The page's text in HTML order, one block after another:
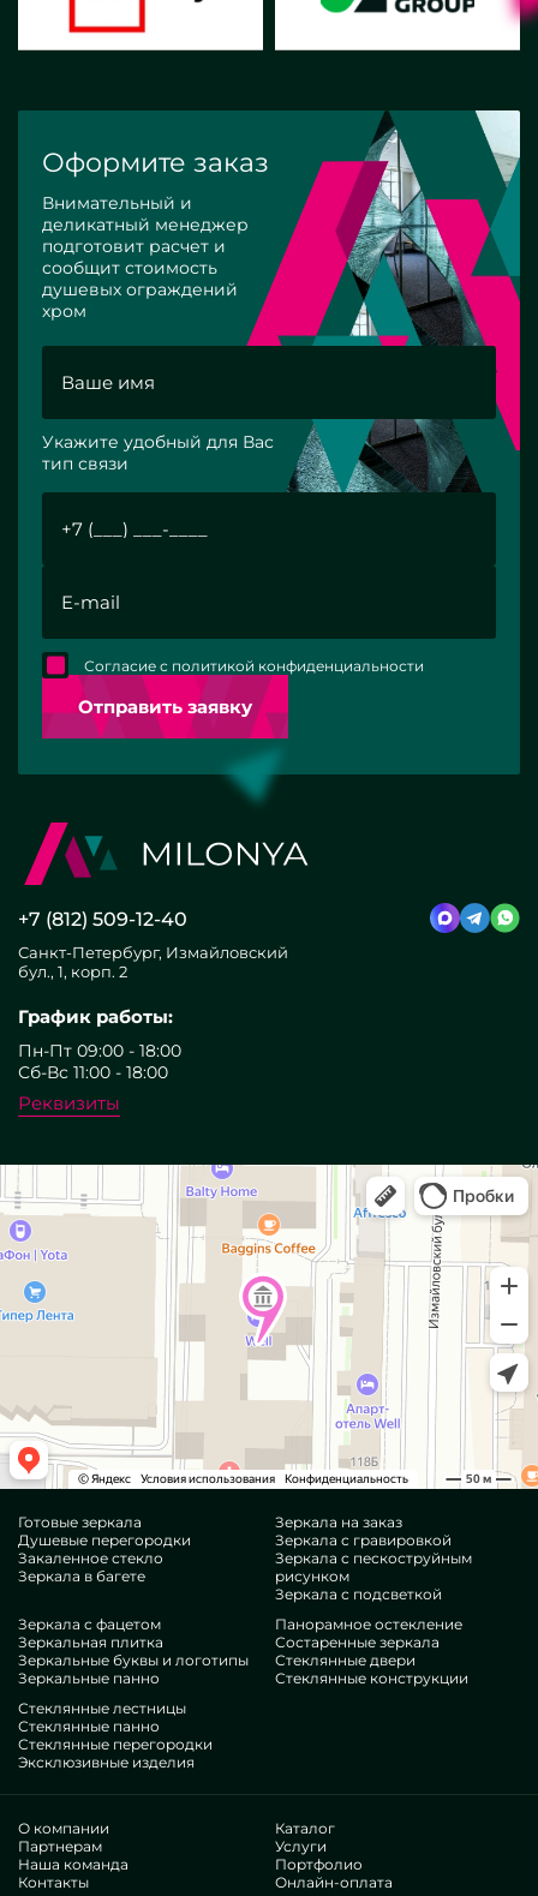
Оформите заказ
Внимательный и
деликатный менеджер
подготовит расчет и
сообщит стоимость
душевых ограждений
хром
Укажите удобный для Вас
тип связи
Отправить заявку
Согласие с политикой конфиденциальности
+7 (812) 509-12-40
Санкт-Петербург, Измайловский
бул., 1, корп. 2
График работы:
Пн-Пт 09:00 - 18:00
Сб-Вс 11:00 - 18:00
Реквизиты
Готовые зеркала
Душевые перегородки
Закаленное стекло
Зеркала в багете
Зеркала на заказ
Зеркала с гравировкой
Зеркала с пескоструйным
рисунком
Зеркала с подсветкой
Зеркала с фацетом
Зеркальная плитка
Зеркальные буквы и логотипы
Зеркальные панно
Панорамное остекление
Состаренные зеркала
Стеклянные двери
Стеклянные конструкции
Стеклянные лестницы
Стеклянные панно
Стеклянные перегородки
Эксклюзивные изделия
О компании
Партнерам
Наша команда
Контакты
Каталог
Услуги
Портфолио
Онлайн-оплата